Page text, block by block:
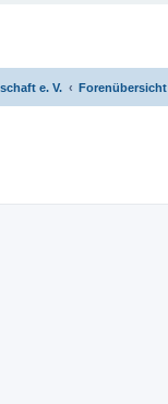
e. V. Forenübersicht